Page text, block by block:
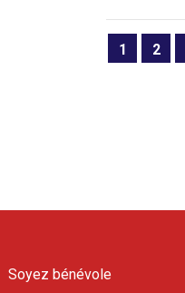
1 2
Soyez bénévole